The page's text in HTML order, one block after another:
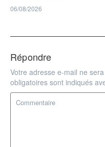
06/08/2026
Répondre
Votre adresse e-mail ne
obligatoires sont indiqués